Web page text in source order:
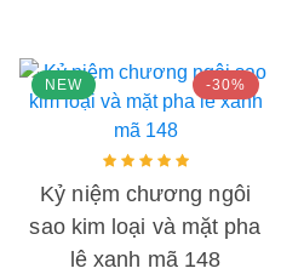
NEW -30%
Kỷ niệm chương ngôi
sao kim loại và mặt pha
lê xanh mã 148